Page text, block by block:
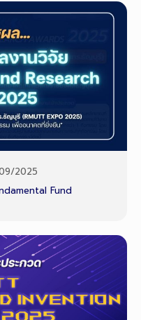
2025
Fund